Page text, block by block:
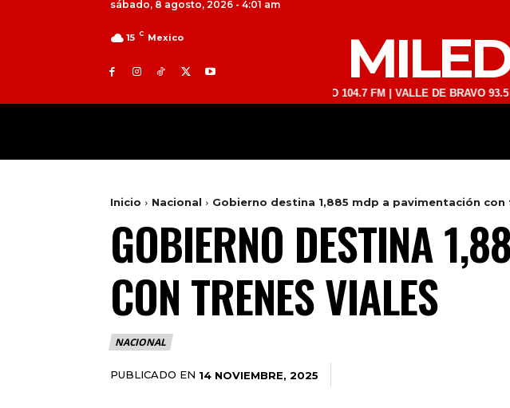
sábado, 8 agosto, 2026 - 4:01 am
15 C Mexico
TOLUCA 98.9 FM | ATLACOMULCO 104.7 FM | VALLE DE BRAVO 93.5 FM |
Inicio Nacional Gobierno destina 1,885 mdp a pavimentación con
GOBIERNO DESTINA
CON TRENES VIALES
NACIONAL
PUBLICADO EN 14 NOVIEMBRE, 2025